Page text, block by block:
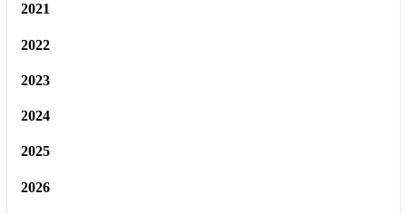
2021
2022
2023
2024
2025
2026